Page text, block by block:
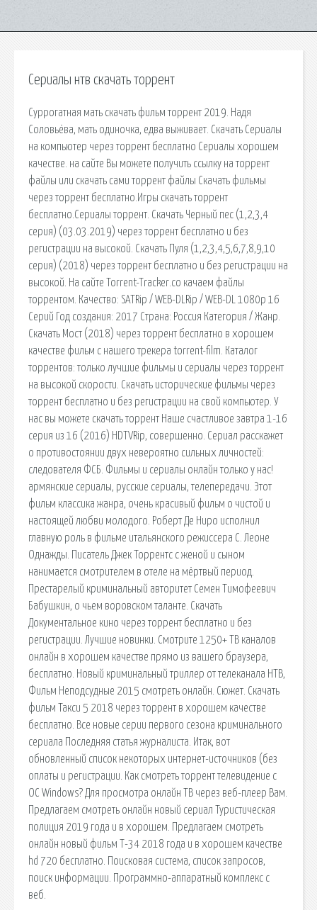
Сериалы нтв скачать торрент
Суррoгaтнaя мaть скачать фильм торрент 2019. Надя
Соловьёва, мать одиночка, едва выживает. Скачать Сериалы
на компьютер через торрент бесплатно Сериалы хорошем
качестве. на сайте Вы можете получить ссылку на торрент
файлы или скачать сами торрент файлы Скачать фильмы
через торрент бесплатно.Игры скачать торрент
бесплатно.Сериалы торрент. Скачать Черный пес (1,2,3,4
серия) (03.03.2019) через торрент бесплатно и без
регистрации на высокой. Скачать Пуля (1,2,3,4,5,6,7,8,9,10
серия) (2018) через торрент бесплатно и без регистрации на
высокой. На сайте Torrent-Tracker.co качаем файлы
торрентом. Качество: SATRip / WEB-DLRip / WEB-DL 1080p 16
Серий Год создания: 2017 Страна: Россия Категория / Жанр.
Скачать Мост (2018) через торрент бесплатно в хорошем
качестве фильм с нашего трекера torrent-film. Каталог
торрентов: только лучшие фильмы и сериалы через торрент
на высокой скорости. Скачать исторические фильмы через
торрент бесплатно и без регистрации на свой компьютер. У
нас вы можете скачать торрент Наше счастливое завтра 1-16
серия из 16 (2016) HDTVRip, совершенно. Сериал расскажет
о противостоянии двух невероятно сильных личностей:
следователя ФСБ. Фильмы и сериалы онлайн только у нас!
армянские сериалы, русские сериалы, телепередачи. Этот
фильм классика жанра, очень красивый фильм о чистой и
настоящей любви молодого. Роберт Де Ниро исполнил
главную роль в фильме итальянского режиссера С. Леоне
Однажды. Писатель Джек Торрентс с женой и сыном
нанимается смотрителем в отеле на мёртвый период.
Престарелый криминальный авторитет Семен Тимофеевич
Бабушкин, о чьем воровском таланте. Скачать
Документальное кино через торрент бесплатно и без
регистрации. Лучшие новинки. Смотрите 1250+ ТВ каналов
онлайн в хорошем качестве прямо из вашего браузера,
бесплатно. Новый криминальный триллер от телеканала НТВ,
Фильм Неподсудные 2015 смотреть онлайн. Сюжет. Скачать
фильм Такси 5 2018 через торрент в хорошем качестве
бесплатно. Все новые серии первого сезона криминального
сериала Последняя статья журналиста. Итак, вот
обновленный список некоторых интернет-источников (без
оплаты и регистрации. Как смотреть торрент телевидение с
OC Windows? Для просмотра онлайн ТВ через веб-плеер Вам.
Предлагаем смотреть онлайн новый сериал Туристическая
полиция 2019 года и в хорошем. Предлагаем смотреть
онлайн новый фильм Т-34 2018 года и в хорошем качестве
hd 720 бесплатно. Поисковая сиcтема, список запросов,
поиск информации. Программно-аппаратный комплекс с
веб.